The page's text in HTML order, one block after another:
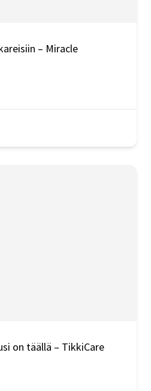
– Miracle
on täällä – TikkiCare